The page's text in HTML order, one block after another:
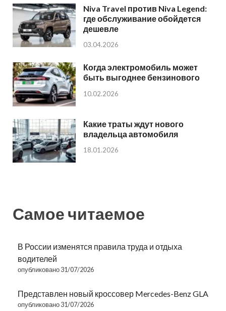
Niva Travel против Niva Legend:
где обслуживание обойдется
дешевле
03.04.2026
Когда электромобиль может
быть выгоднее бензинового
10.02.2026
Какие траты ждут нового
владельца автомобиля
18.01.2026
Самое читаемое
В России изменятся правила труда и отдыха
водителей
опубликовано 31/07/2026
Представлен новый кроссовер Mercedes-Benz GLA
опубликовано 31/07/2026